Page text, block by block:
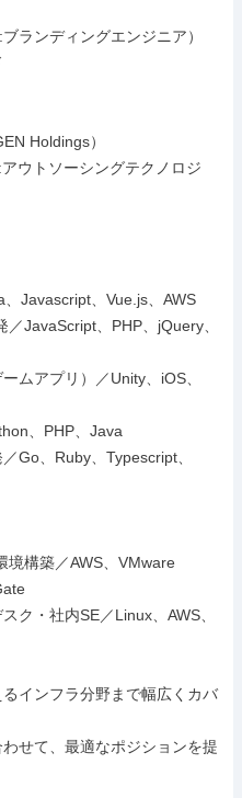
ランディングエンジニア）
Holdings）
ウトソーシングテクノロジ
Javascript、Vue.js、AWS
JavaScript、PHP、jQuery、
ムアプリ）／Unity、iOS、
、PHP、Java
Go、Ruby、Typescript、
境構築／AWS、VMware
ク・社内SE／Linux、AWS、
インフラ分野まで幅広くカバ
せて、最適なポジションを提